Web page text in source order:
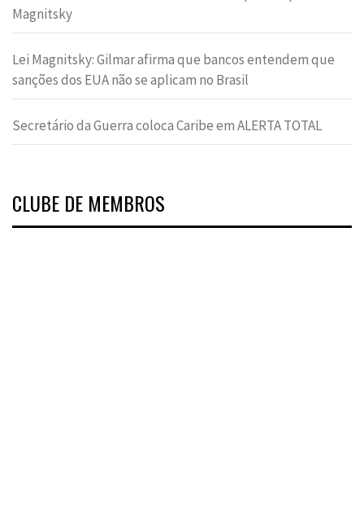
Magnitsky
Lei Magnitsky: Gilmar afirma que bancos entendem que
sanções dos EUA não se aplicam no Brasil
Secretário da Guerra coloca Caribe em ALERTA TOTAL
CLUBE DE MEMBROS